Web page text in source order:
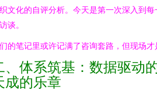
文化的自评分析。今天是第一次深入到
谈。
的笔记里或许记满了咨询套路，但现场才
、体系筑基：数据驱动
成的乐章